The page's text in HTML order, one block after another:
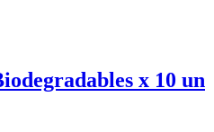
x 10 un